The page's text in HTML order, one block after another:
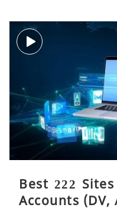
Best 222
Accounts (DV,